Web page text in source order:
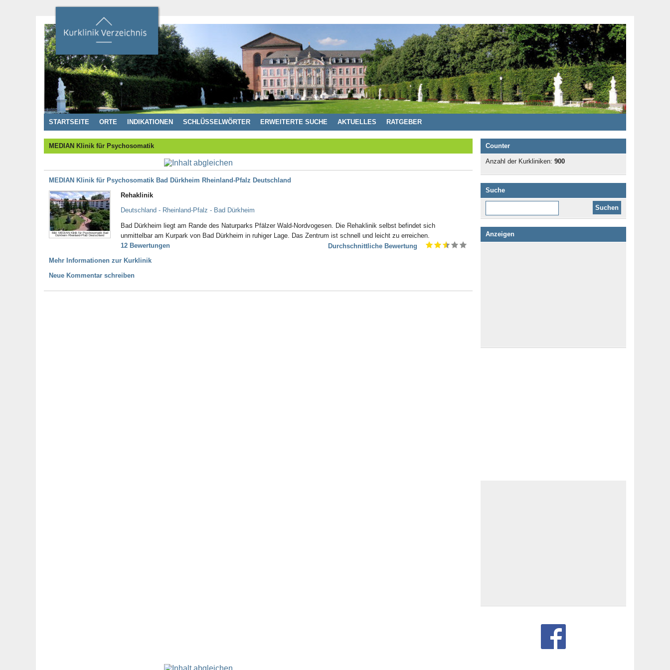
STARTSEITE ORTE INDIKATIONEN SCHLÜSSELWÖRTER ERWEITERTE SUCHE AKTUELLES RATGEBER
MEDIAN Klinik für Psychosomatik
MEDIAN Klinik für Psychosomatik Bad Dürkheim Rheinland-Pfalz Deutschland
Bild: MEDIAN Klinik für Psychosomatik Bad
Dürkheim Rheinland-Pfalz Deutschland
Rehaklinik
Deutschland - Rheinland-Pfalz - Bad Dürkheim
Bad Dürkheim liegt am Rande des Naturparks Pfälzer Wald-Nordvogesen. Die Rehaklinik selbst befindet sich
unmittelbar am Kurpark von Bad Dürkheim in ruhiger Lage. Das Zentrum ist schnell und leicht zu erreichen.
12 Bewertungen
Durchschnittliche Bewertung
Mehr Informationen zur Kurklinik
Neue Kommentar schreiben
Counter
Anzahl der Kurkliniken: 900
Suche
Anzeigen